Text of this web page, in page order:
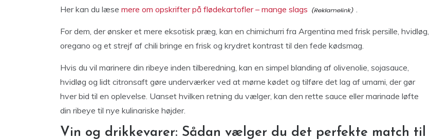
Her kan du læse mere om opskrifter på flødekartofler – mange slags .
For dem, der ønsker et mere eksotisk præg, kan en chimichurri fra Argentina med frisk persille, hvidløg,
oregano og et strejf af chili bringe en frisk og krydret kontrast til den fede kødsmag.
Hvis du vil marinere din ribeye inden tilberedning, kan en simpel blanding af olivenolie, sojasauce,
hvidløg og lidt citronsaft gøre underværker ved at mørne kødet og tilføre det lag af umami, der gør
hver bid til en oplevelse. Uanset hvilken retning du vælger, kan den rette sauce eller marinade løfte
din ribeye til nye kulinariske højder.
Vin og drikkevarer: Sådan vælger du det perfekte match til